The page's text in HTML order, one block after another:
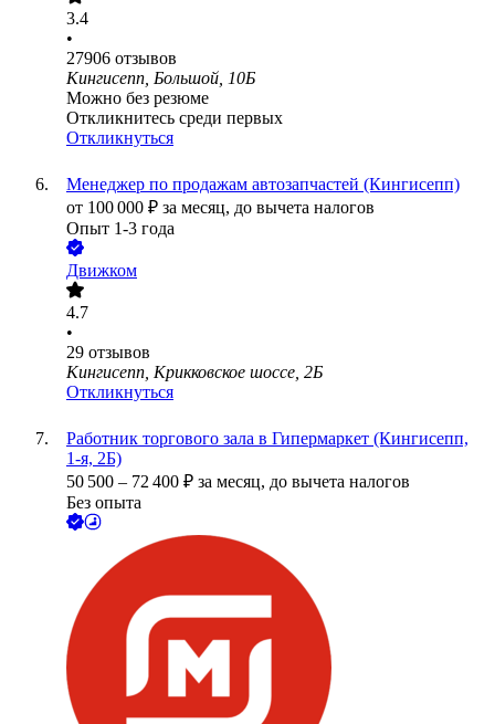
3.4
•
27906 отзывов
Кингисепп, Большой, 10Б
Можно без резюме
Откликнитесь среди первых
Откликнуться
Менеджер по продажам автозапчастей (Кингисепп)
от 100 000 ₽ за месяц, до вычета налогов
Опыт 1-3 года
Движком
4.7
•
29 отзывов
Кингисепп, Крикковское шоссе, 2Б
Откликнуться
Работник торгового зала в Гипермаркет (Кингисепп,
1-я, 2Б)
50 500 – 72 400 ₽ за месяц, до вычета налогов
Без опыта